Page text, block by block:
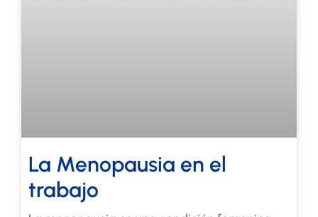
La Menopausia en el
trabajo